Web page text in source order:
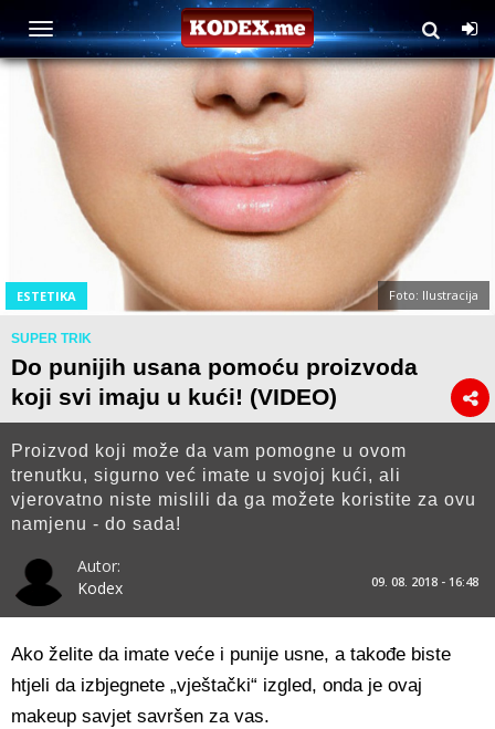
ESTETIKA Foto: Ilustracija
SUPER TRIK
Do punijih usana pomoću proizvoda
koji svi imaju u kući! (VIDEO)
Proizvod koji može da vam pomogne u ovom
trenutku, sigurno već imate u svojoj kući, ali
vjerovatno niste mislili da ga možete koristite za ovu
namjenu - do sada!
Autor:
Kodex
09. 08. 2018 - 16:48
Ako želite da imate veće i punije usne, a takođe biste
htjeli da izbjegnete „vještački“ izgled, onda je ovaj
makeup savjet savršen za vas.